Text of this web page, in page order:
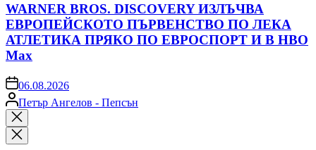
WARNER BROS. DISCOVERY ИЗЛЪЧВА
ЕВРОПЕЙСКОТО ПЪРВЕНСТВО ПО ЛЕКА
АТЛЕТИКА ПРЯКО ПО ЕВРОСПОРТ И В НВО
Мах
on06.08.2026
Posted
by
Петър Ангелов - Пепсън
Close
search